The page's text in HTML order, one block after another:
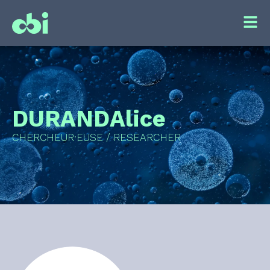
DURANDAlice
CHERCHEUR·EUSE / RESEARCHER